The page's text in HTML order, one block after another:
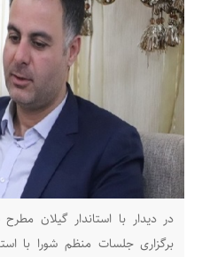
در دیدار با استاندار گیلان
برگزاری جلسات منظم شورا با